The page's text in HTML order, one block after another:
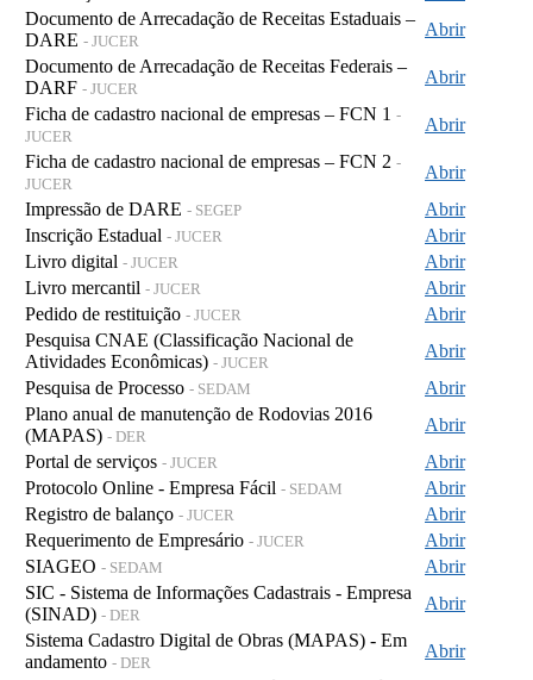
Documento de Arrecadação de Receitas Estaduais –
DARE - JUCER
Abrir
Documento de Arrecadação de Receitas Federais –
DARF - JUCER
Abrir
Ficha de cadastro nacional de empresas – FCN 1 -
JUCER
Abrir
Ficha de cadastro nacional de empresas – FCN 2 -
JUCER
Abrir
Impressão de DARE - SEGEP
Abrir
Inscrição Estadual - JUCER
Abrir
Livro digital - JUCER
Abrir
Livro mercantil - JUCER
Abrir
Pedido de restituição - JUCER
Abrir
Pesquisa CNAE (Classificação Nacional de
Atividades Econômicas) - JUCER
Abrir
Pesquisa de Processo - SEDAM
Abrir
Plano anual de manutenção de Rodovias 2016
(MAPAS) - DER
Abrir
Portal de serviços - JUCER
Abrir
Protocolo Online - Empresa Fácil - SEDAM
Abrir
Registro de balanço - JUCER
Abrir
Requerimento de Empresário - JUCER
Abrir
SIAGEO - SEDAM
Abrir
SIC - Sistema de Informações Cadastrais - Empresa
(SINAD) - DER
Abrir
Sistema Cadastro Digital de Obras (MAPAS) - Em
andamento - DER
Abrir